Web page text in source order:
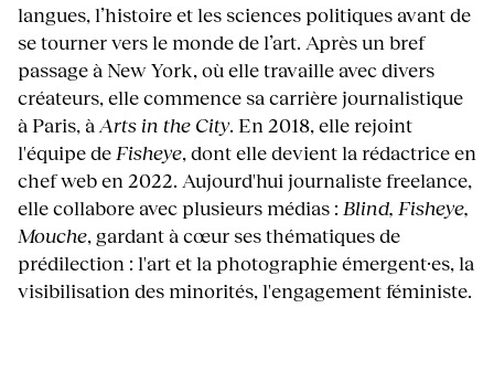
langues, l’histoire et les sciences politiques avant de
se tourner vers le monde de l’art. Après un bref
passage à New York, où elle travaille avec divers
créateurs, elle commence sa carrière journalistique
à Paris, à Arts in the City. En 2018, elle rejoint
l'équipe de Fisheye, dont elle devient la rédactrice en
chef web en 2022. Aujourd'hui journaliste freelance,
elle collabore avec plusieurs médias : Blind, Fisheye,
Mouche, gardant à cœur ses thématiques de
prédilection : l'art et la photographie émergent·es, la
visibilisation des minorités, l'engagement féministe.